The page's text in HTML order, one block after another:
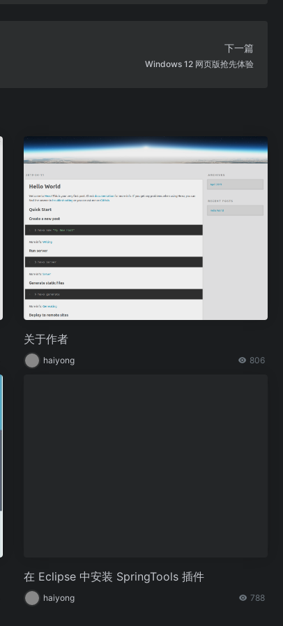
下一篇
Windows 12 网页版抢先体验
关于作者
haiyong 806
在 Eclipse 中安装 SpringTools 插件
haiyong 788